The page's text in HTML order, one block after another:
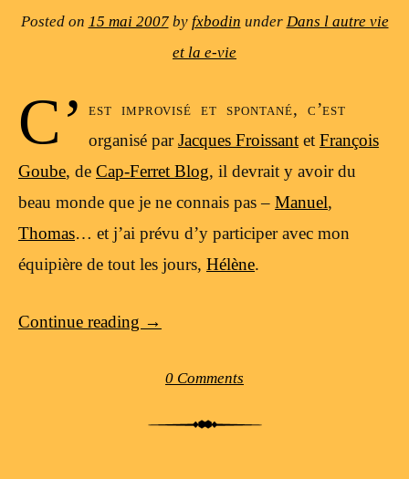
Posted on 15 mai 2007by fxbodin under Dans l autre vie
et la e-vie
C’ est improvisé et spontané, c’est
organisé parJacques Froissantet François
Goube, de Cap-Ferret Blog, il devrait y avoir du
beau monde que je ne connais pas – Manuel,
Thomas… et j’ai prévu d’y participer avec mon
équipière de tout les jours, Hélène.
Continue reading →
0 Comments